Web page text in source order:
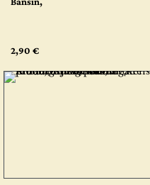
2,90 €